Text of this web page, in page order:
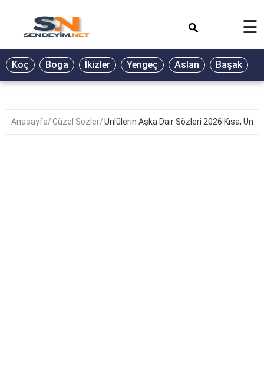
BİYOGRAFİ
GALERİ
☰
Koç Boğa İkizler Yengeç Aslan Başak
Anasayfa Güzel Sözler Ünlülerin Aşka Dair Sözleri 2026 Kısa,